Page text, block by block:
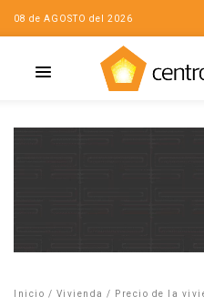
08 de AGOSTO del 2026
Inicio / Vivienda / Precio de la